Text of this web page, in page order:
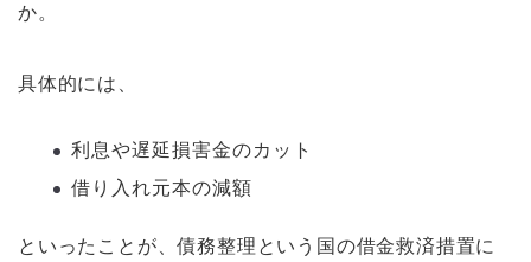
か。
具体的には、
利息や遅延損害金のカット
借り入れ元本の減額
といったことが、債務整理という国の借金救済措置に